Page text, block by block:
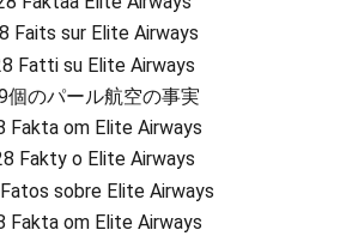
sur Elite Airways
Fatti su Elite Airways
のパール航空の事実
om Elite Airways
Fakty o Elite Airways
sobre Elite Airways
om Elite Airways